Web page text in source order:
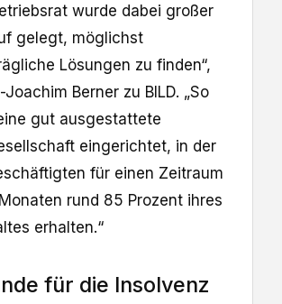
wurde dabei großer
gelegt, möglichst
Lösungen zu finden“,
Berner zu BILD. „So
gut ausgestattete
eingerichtet, in der
für einen Zeitraum
rund 85 Prozent ihres
erhalten.“
für die Insolvenz